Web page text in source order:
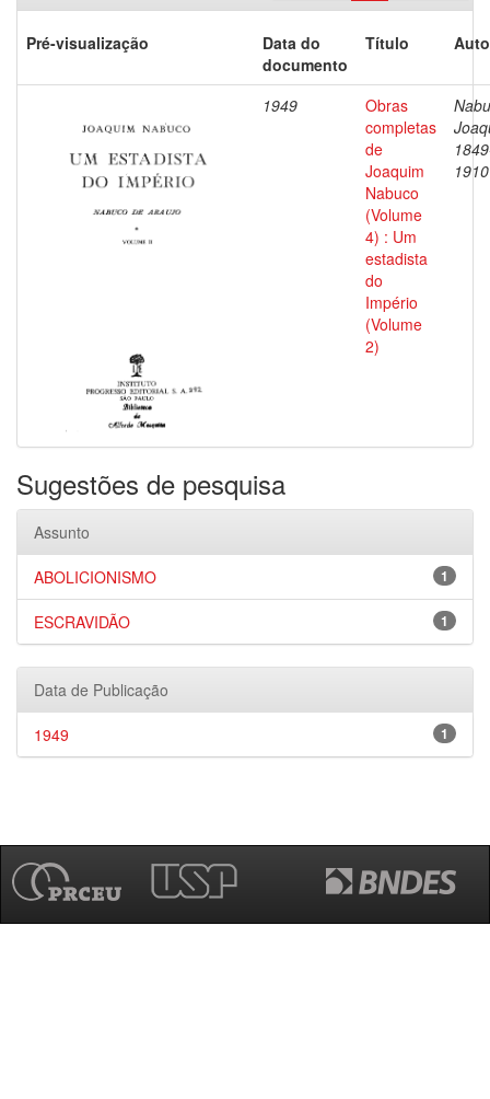
Pré-visualização
Data do
documento
Título
1949
Obras
completas
de
Joaquim
Nabuco
(Volume
4) : Um
estadista
do
Império
(Volume
2)
1910
Sugestões de pesquisa
Assunto
1
ABOLICIONISMO
1
ESCRAVIDÃO
Data de Publicação
1
1949